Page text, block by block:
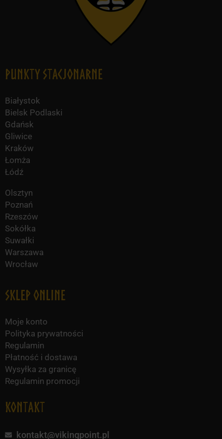
Punkty Stacjonarne
Białystok
Bielsk Podlaski
Gdańsk
Gliwice
Kraków
Łomża
Łódź
Olsztyn
Poznań
Rzeszów
Sokółka
Suwałki
Warszawa
Wrocław
Sklep online
Moje konto
Polityka prywatności
Regulamin
Płatność i dostawa
Wysyłka za granicę
Regulamin promocji
KONTAKT
kontakt@vikingpoint.pl